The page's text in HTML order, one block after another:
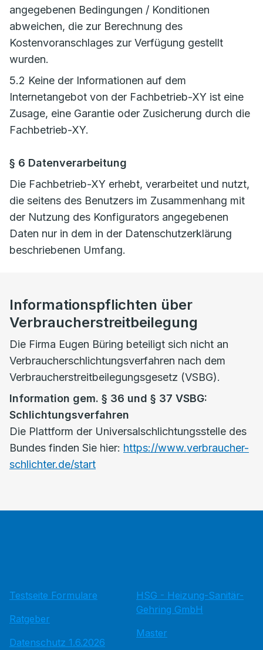
angegebenen Bedingungen / Konditionen
abweichen, die zur Berechnung des
Kostenvoranschlages zur Verfügung gestellt
wurden.
5.2 Keine der Informationen auf dem
Internetangebot von der Fachbetrieb-XY ist eine
Zusage, eine Garantie oder Zusicherung durch die
Fachbetrieb-XY.
§ 6 Datenverarbeitung
Die Fachbetrieb-XY erhebt, verarbeitet und nutzt,
die seitens des Benutzers im Zusammenhang mit
der Nutzung des Konfigurators angegebenen
Daten nur in dem in der Datenschutzerklärung
beschriebenen Umfang.
Informationspflichten über
Verbraucherstreitbeilegung
Die Firma Eugen Büring beteiligt sich nicht an
Verbraucherschlichtungsverfahren nach dem
Verbraucherstreitbeilegungsgesetz (VSBG).
Information gem. § 36 und § 37 VSBG:
Schlichtungsverfahren
Die Plattform der Universalschlichtungsstelle des
Bundes finden Sie hier: https://www.verbraucher-
schlichter.de/start
Testseite Formulare
Ratgeber
Datenschutz 1.6.2026
HSG - Heizung-Sanitär-
Gehring GmbH
Master